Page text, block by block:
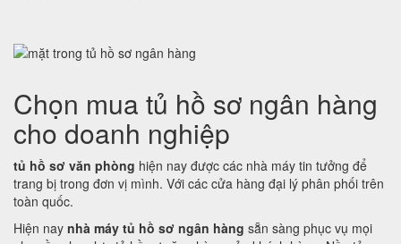
Chọn mua tủ hồ sơ ngân hàng
cho doanh nghiệp
tủ hồ sơ văn phòng hiện nay được các nhà máy tin tưởng để
trang bị trong đơn vị mình. Với các cửa hàng đại lý phân phối trên
toàn quốc.
Hiện nay nhà máy tủ hồ sơ ngân hàng sẵn sàng phục vụ mọi